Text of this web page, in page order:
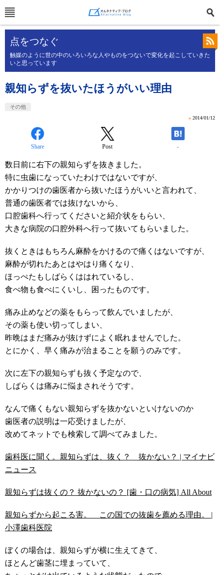
点をつなぐ
触媒のように世の中のいろいろな人やものをつないで変化を起こしていきた
いと思っています
親知らずを抜いたほうがいい理由
その他
» 2014/01/12
Share Post -
数日前に右下の親知らずを抜きました。
特に虫歯になっていたわけではないですが、
かかりつけの歯医者から抜いたほうがいいと言われて、
普通の歯医者では抜けないから、
口腔歯科へ行ってくださいと紹介状をもらい、
大きな病院の口腔外科へ行って抜いてもらいました。
抜くときはもちろん麻酔をかけるので痛くはないですが、
麻酔が切れたあとはやはり痛くなり、
ほっぺたもしばらくははれているし、
食べ物も食べにくいし、困ったものです。
痛み止めなどの薬をもらって飲んでいましたが、
その薬も使い切ってしまい、
昨晩はまだ痛みが抜けずによく眠れませんでした。
とにかく、早く痛みが治まることを願うのみです。
次に左下の親知らずも抜く予定なので、
しばらくは痛みに悩まされそうです。
なんで痛くもない親知らずを抜かないといけないのか
歯医者の説明は一応受けましたが、
改めてネットでも検索して調べてみました。
歯科医に聞く。親知らずは、抜く？ 抜かない？ | マイナビ
ニュース
親知らずは抜くの？ 抜かないの？ [歯・口の病気] All About
親知らずから起こる害。 この国での抜歯を薦める理由。 |
小澤歯科医院
ぼくの場合は、親知らずが横に生えてきて、
ほとんど歯茎に埋まっていて、